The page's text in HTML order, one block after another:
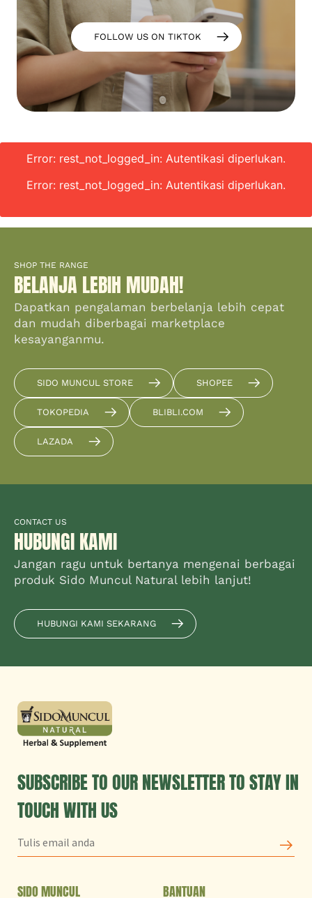
FOLLOW US ON TIKTOK
Error: rest_not_logged_in: Autentikasi diperlukan.
Error: rest_not_logged_in: Autentikasi diperlukan.
SHOP THE RANGE
BELANJA LEBIH MUDAH!
Dapatkan pengalaman berbelanja lebih cepat
dan mudah diberbagai marketplace
kesayanganmu.
SIDO MUNCUL STORE SHOPEE
TOKOPEDIA BLIBLI.COM
LAZADA
CONTACT US
HUBUNGI KAMI
Jangan ragu untuk bertanya mengenai berbagai
produk Sido Muncul Natural lebih lanjut!
HUBUNGI KAMI SEKARANG
SUBSCRIBE TO OUR NEWSLETTER TO STAY IN
TOUCH WITH US
SIDO MUNCUL BANTUAN